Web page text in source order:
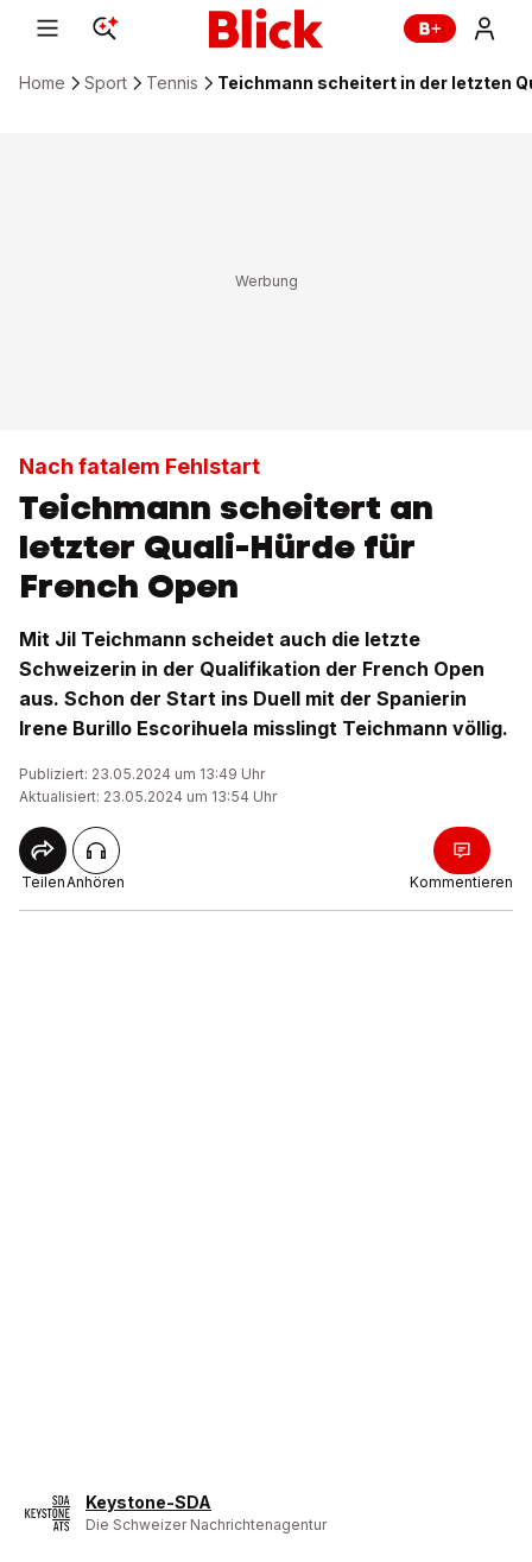
Home Sport Tennis Teichmann scheitert in der letzten
Nach fatalem Fehlstart
Teichmann scheitert an
letzter Quali-Hürde für
French Open
Mit Jil Teichmann scheidet auch die letzte
Schweizerin in der Qualifikation der French Open
aus. Schon der Start ins Duell mit der Spanierin
Irene Burillo Escorihuela misslingt Teichmann völlig.
Publiziert: 23.05.2024 um 13:49 Uhr
Aktualisiert: 23.05.2024 um 13:54 Uhr
TeilenAnhören Kommentieren
Keystone-SDA
Die Schweizer Nachrichtenagentur